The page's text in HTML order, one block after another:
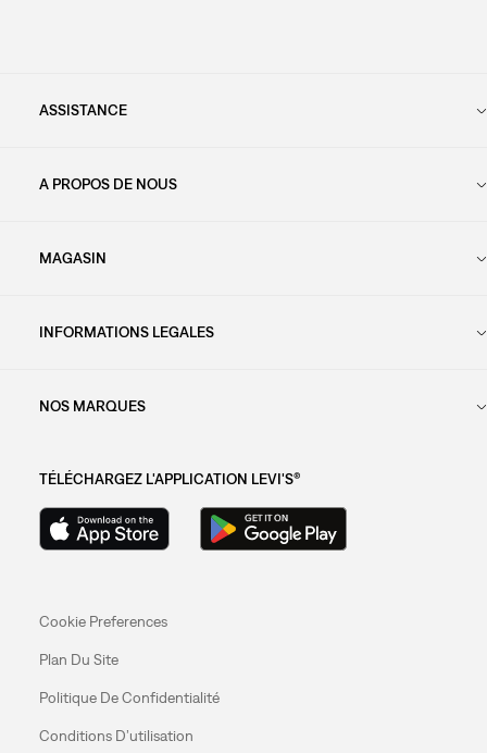
ASSISTANCE
A PROPOS DE NOUS
MAGASIN
INFORMATIONS LEGALES
NOS MARQUES
TÉLÉCHARGEZ L'APPLICATION LEVI'S®
Cookie Preferences
Plan Du Site
Politique De Confidentialité
Conditions D’utilisation